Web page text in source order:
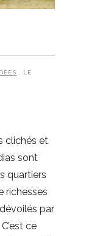
, LE
clichés et
sont
quartiers
richesses
par
ce